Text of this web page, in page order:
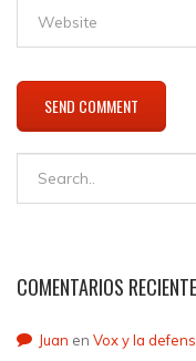
COMENTARIOS
Juan en Vox y la